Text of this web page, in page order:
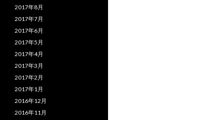
2017年8月
2017年7月
2017年6月
2017年5月
2017年4月
2017年3月
2017年2月
2017年1月
2016年12月
2016年11月